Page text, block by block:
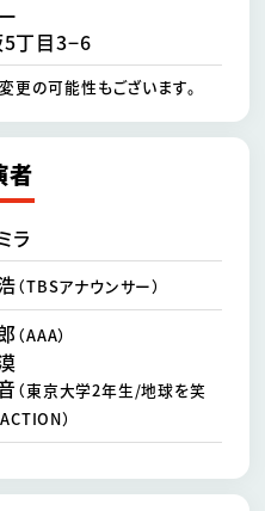
丁目3−6
更の可能性もございます。
者
ラ
（TBSアナウンサー）
（AAA）
（東京大学2年生/地球を笑
）